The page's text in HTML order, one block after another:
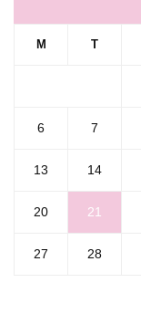
M T
6 7
13 14
20 21
27 28